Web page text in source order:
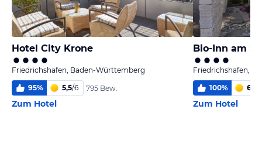
Hotel City Krone
Friedrichshafen, Baden-Württemberg
95% 5,5/6 795 Bew.
Zum Hotel
Bio-Inn am
Friedrichshafen,
100% 6,0
Zum Hotel